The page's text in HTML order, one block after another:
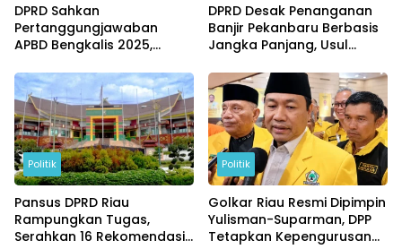
DPRD Sahkan
Pertanggungjawaban
APBD Bengkalis 2025,
Pemanfaatan SiLPA
DPRD Desak Penanganan
Banjir Pekanbaru Berbasis
Jangka Panjang, Usul
Kolam Retensi
Politik
Pansus DPRD Riau
Rampungkan Tugas,
Serahkan 16 Rekomendasi
Politik
Golkar Riau Resmi Dipimpin
Yulisman-Suparman, DPP
Tetapkan Kepengurusan